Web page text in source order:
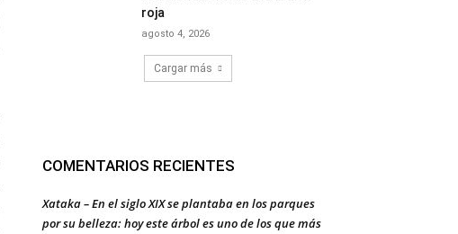
roja
agosto 4, 2026
Cargar más
COMENTARIOS RECIENTES
Xataka – En el siglo XIX se plantaba en los parques
por su belleza: hoy este árbol es uno de los que más